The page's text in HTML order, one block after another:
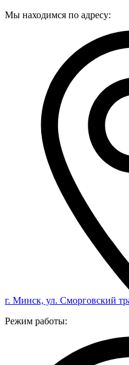
Мы находимся по адресу:
г. Минск, ул. Сморговский
Режим работы: